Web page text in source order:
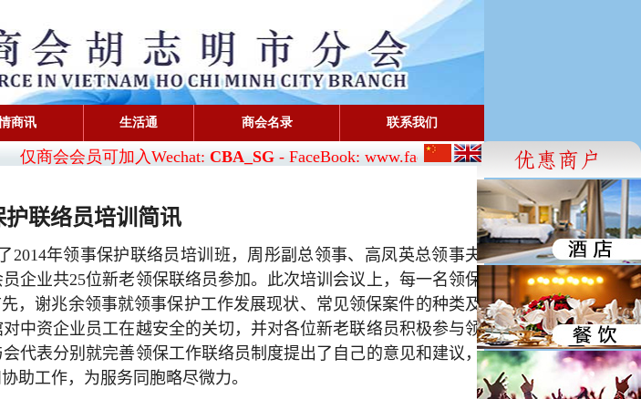
商讯 生活通 商会名录 联系我们
仅商会会员可加入Wechat:CBA_SG- FaceBook: www.facebook.com/cbah.org.vn/
护联络员培训简讯
2014年领事保护联络员培训班，周彤副总领事、 高凤英总领事夫
企业共25位新老领保联络员参加。此次培训会议上，每一名领保
，谢兆余领事就领事保护工作发展现状、常见领保案件的种类及
中资企业员工在越安全的关切，并对各位新老联络员积极参与领
代表分别就完善领保工作联络员制度提出了自己的意见和建议，
助工作，为服务同胞略尽微力。